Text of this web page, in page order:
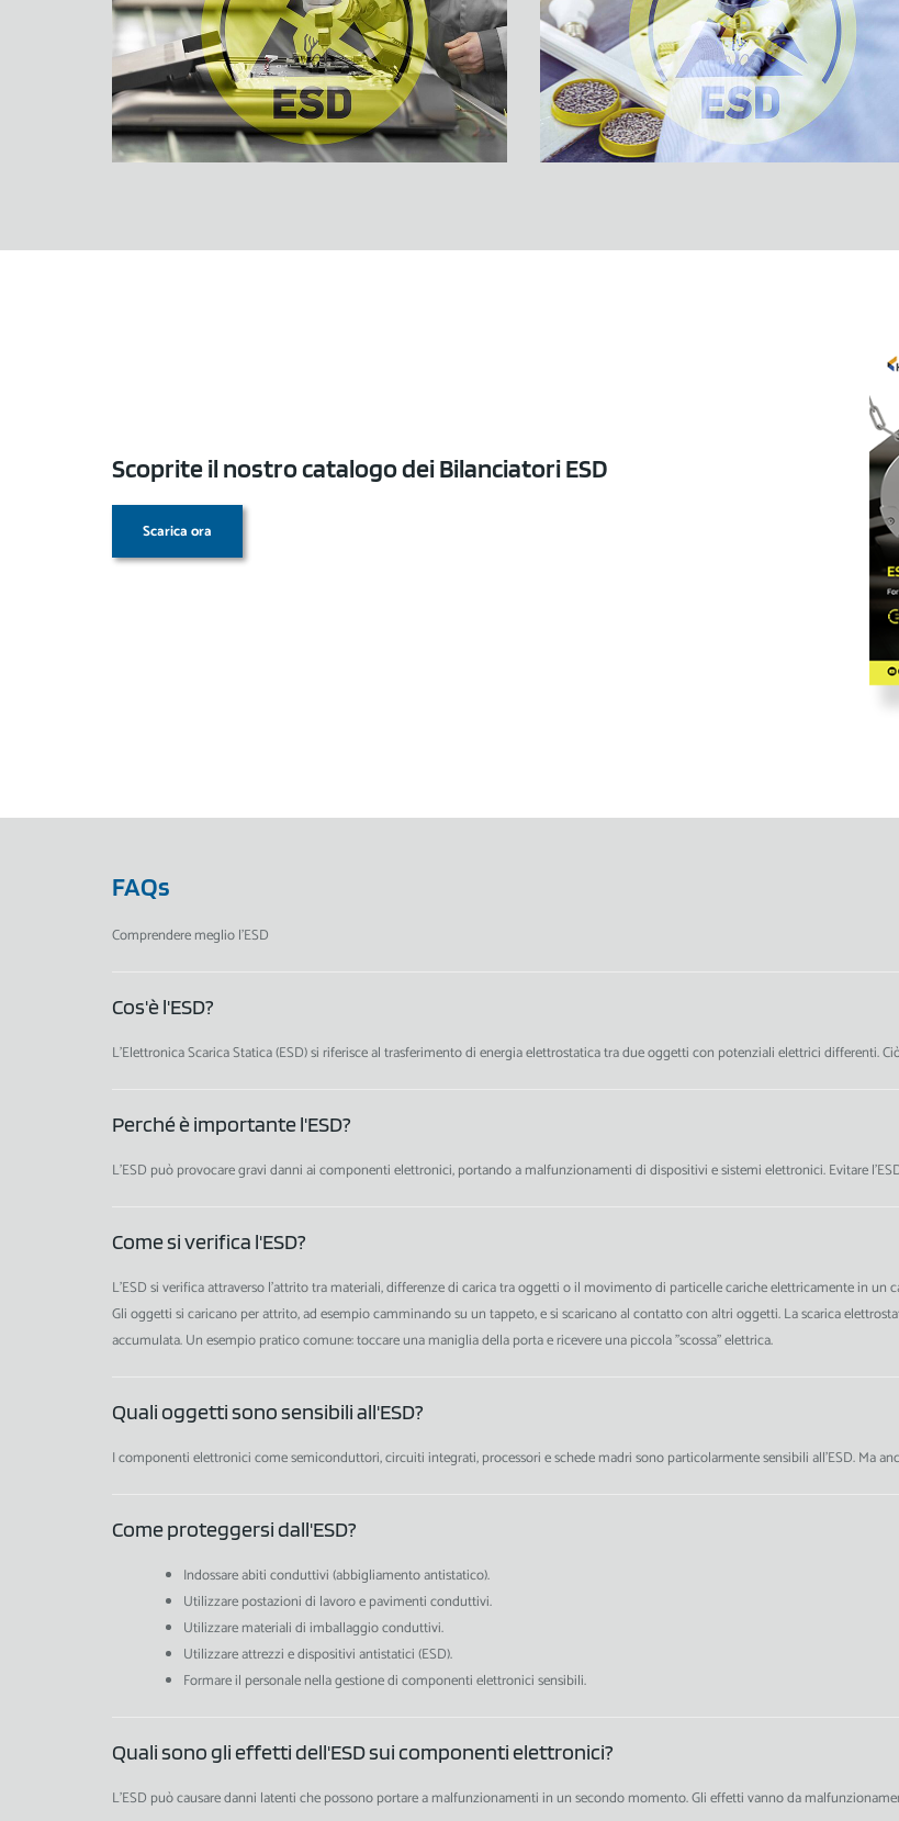
Scoprite il nostro catalogo dei Bilanciatori ESD
Scarica ora
FAQs
Comprendere meglio l’ESD
Cos'è l'ESD?
L'Elettronica Scarica Statica (ESD) si riferisce al trasferimento di energia elettrostatica tra due oggetti con potenziali elettrici differenti.
Perché è importante l'ESD?
L'ESD può provocare gravi danni ai componenti elettronici, portando a malfunzionamenti di dispositivi e sistemi elettronici. Evitare
Come si verifica l'ESD?
L'ESD si verifica attraverso l'attrito tra materiali, differenze di carica tra oggetti o il movimento di particelle cariche elettricamente in
Gli oggetti si caricano per attrito, ad esempio camminando su un tappeto, e si scaricano al contatto con altri oggetti. La scarica
accumulata. Un esempio pratico comune: toccare una maniglia della porta e ricevere una piccola "scossa" elettrica.
Quali oggetti sono sensibili all'ESD?
I componenti elettronici come semiconduttori, circuiti integrati, processori e schede madri sono particolarmente sensibili all'ESD. Ma
Come proteggersi dall'ESD?
Indossare abiti conduttivi (abbigliamento antistatico).
Utilizzare postazioni di lavoro e pavimenti conduttivi.
Utilizzare materiali di imballaggio conduttivi.
Utilizzare attrezzi e dispositivi antistatici (ESD).
Formare il personale nella gestione di componenti elettronici sensibili.
Quali sono gli effetti dell'ESD sui componenti elettronici?
L'ESD può causare danni latenti che possono portare a malfunzionamenti in un secondo momento. Gli effetti vanno da